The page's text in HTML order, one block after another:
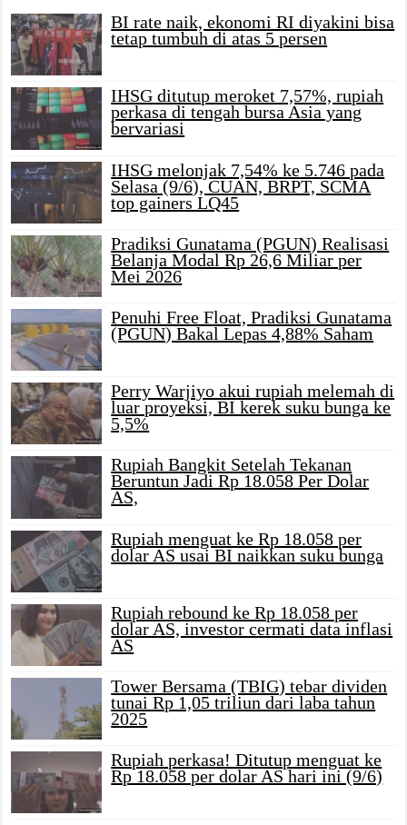
BI rate naik, ekonomi RI diyakini bisa
tetap tumbuh di atas 5 persen
IHSG ditutup meroket 7,57%, rupiah
perkasa di tengah bursa Asia yang
bervariasi
IHSG melonjak 7,54% ke 5.746 pada
Selasa (9/6), CUAN, BRPT, SCMA
top gainers LQ45
Pradiksi Gunatama (PGUN) Realisasi
Belanja Modal Rp 26,6 Miliar per
Mei 2026
Penuhi Free Float, Pradiksi Gunatama
(PGUN) Bakal Lepas 4,88% Saham
Perry Warjiyo akui rupiah melemah di
luar proyeksi, BI kerek suku bunga ke
5,5%
Rupiah Bangkit Setelah Tekanan
Beruntun Jadi Rp 18.058 Per Dolar
AS,
Rupiah menguat ke Rp 18.058 per
dolar AS usai BI naikkan suku bunga
Rupiah rebound ke Rp 18.058 per
dolar AS, investor cermati data inflasi
AS
Tower Bersama (TBIG) tebar dividen
tunai Rp 1,05 triliun dari laba tahun
2025
Rupiah perkasa! Ditutup menguat ke
Rp 18.058 per dolar AS hari ini (9/6)